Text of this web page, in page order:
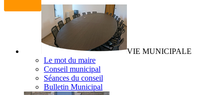
VIE MUNICIPALE
Le mot du maire
Conseil municipal
Séances du conseil
Bulletin Municipal